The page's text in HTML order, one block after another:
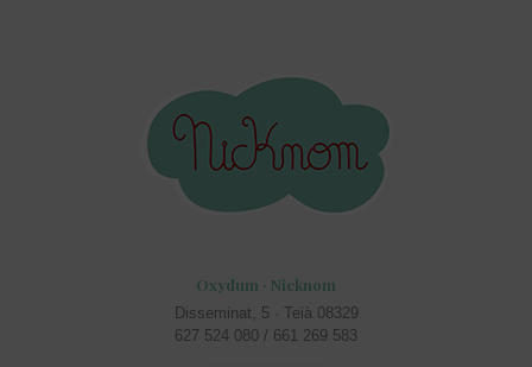
Oxydum · Nicknom
Disseminat, 5 · Teià 08329
627 524 080 / 661 269 583